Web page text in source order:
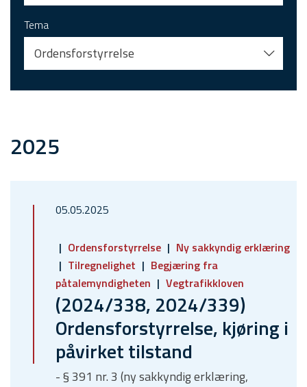
Tema
Ordensforstyrrelse
2025
05.05.2025
Ordensforstyrrelse
Ny sakkyndig erklæring
Tilregnelighet
Begjæring fra
påtalemyndigheten
Vegtrafikkloven
(2024/338, 2024/339)
Ordensforstyrrelse, kjøring i
påvirket tilstand
- § 391 nr. 3 (ny sakkyndig erklæring,